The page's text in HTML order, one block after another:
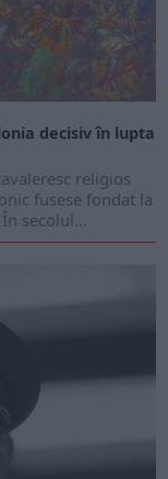
decisiv în lupta
re­ligios
fusese fondat la
secolul...